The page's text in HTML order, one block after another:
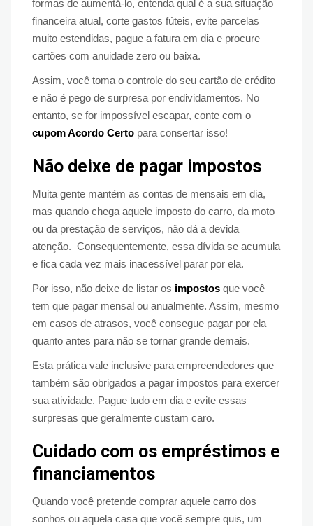
formas de aumentá-lo, entenda qual é a sua situação
financeira atual, corte gastos fúteis, evite parcelas
muito estendidas, pague a fatura em dia e procure
cartões com anuidade zero ou baixa.
Assim, você toma o controle do seu cartão de crédito
e não é pego de surpresa por endividamentos. No
entanto, se for impossível escapar, conte com o
cupom Acordo Certo para consertar isso!
Não deixe de pagar impostos
Muita gente mantém as contas de mensais em dia,
mas quando chega aquele imposto do carro, da moto
ou da prestação de serviços, não dá a devida
atenção. Consequentemente, essa dívida se acumula
e fica cada vez mais inacessível parar por ela.
Por isso, não deixe de listar os impostos que você
tem que pagar mensal ou anualmente. Assim, mesmo
em casos de atrasos, você consegue pagar por ela
quanto antes para não se tornar grande demais.
Esta prática vale inclusive para empreendedores que
também são obrigados a pagar impostos para exercer
sua atividade. Pague tudo em dia e evite essas
surpresas que geralmente custam caro.
Cuidado com os empréstimos e
financiamentos
Quando você pretende comprar aquele carro dos
sonhos ou aquela casa que você sempre quis, um